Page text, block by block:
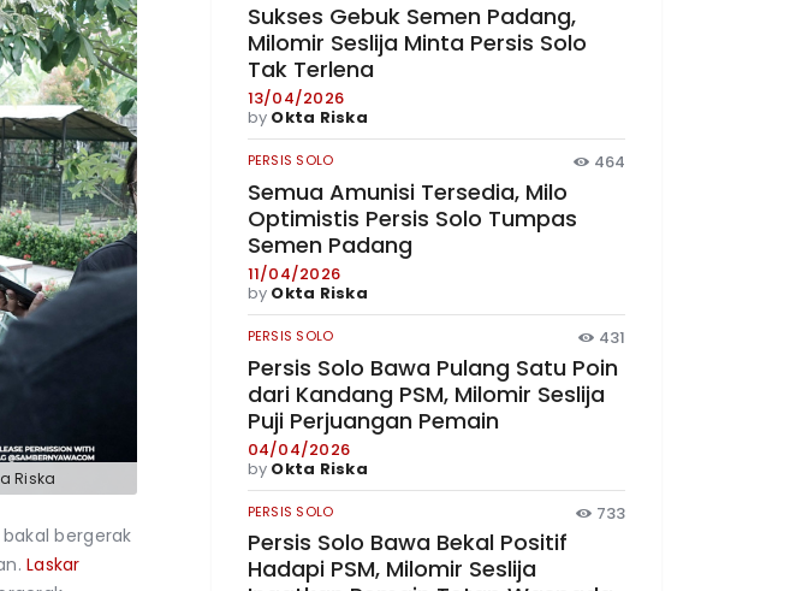
Riska
bergerak
Laskar
Sukses Gebuk Semen Padang,
Milomir Seslija Minta Persis Solo
Tak Terlena
13/04/2026
by Okta Riska
PERSIS SOLO 464
Semua Amunisi Tersedia, Milo
Optimistis Persis Solo Tumpas
Semen Padang
11/04/2026
by Okta Riska
PERSIS SOLO 431
Persis Solo Bawa Pulang Satu Poin
dari Kandang PSM, Milomir Seslija
Puji Perjuangan Pemain
04/04/2026
by Okta Riska
PERSIS SOLO 733
Persis Solo Bawa Bekal Positif
Hadapi PSM, Milomir Seslija